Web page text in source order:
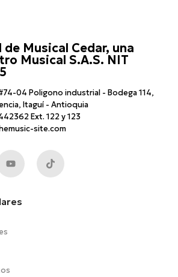
Musical Cedar, una
Musical S.A.S. NIT
04 Poligono industrial - Bodega 114,
Itaguí - Antioquia
Ext. 122 y 123
site.com